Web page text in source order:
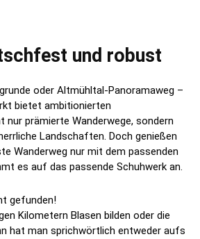
und robust
oder Altmühltal-Panoramaweg –
bietet ambitionierten
nur prämierte Wanderwege, sondern
Landschaften. Doch genießen
Wanderweg nur mit dem passenden
es auf das passende Schuhwerk an.
gefunden!
Kilometern Blasen bilden oder die
hat man sprichwörtlich entweder aufs